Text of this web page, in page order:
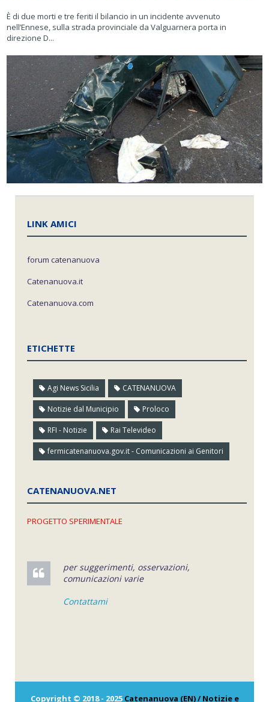
È di due morti e tre feriti il bilancio in un incidente avvenuto
nell’Ennese, sulla strada provinciale da Valguarnera porta in
direzione D...
LINK AMICI
forum catenanuova
Catenanuova.it
Catenanuova.com
ETICHETTE
Agi News Sicilia CATENANUOVA
Notizie dal Municipio Proloco
RFI - Notizie Rai Televideo
fermicatenanuova.gov.it - Comunicazioni ai Genitori
CATENANUOVA.NET
PROGETTO SPERIMENTALE
per suggerimenti, osservazioni,
comunicazioni varie
Contattami
Copyright © 2018 - 2025 Catenanuova (EN) / Notizie e